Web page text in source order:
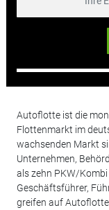
Autoflotte ist die
Flottenmarkt im
wachsenden Markt
Unternehmen,
als zehn PKW/
Geschäftsführer,
greifen auf